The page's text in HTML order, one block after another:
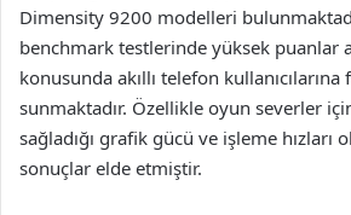
Dimensity 9200 modelleri
benchmark testlerinde yüksek puanlar
konusunda akıllı telefon
sunmaktadır. Özellikle oyun severler
sağladığı grafik gücü ve işleme hızları
sonuçlar elde etmiştir.